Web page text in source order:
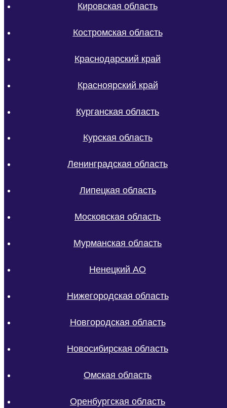
Кировская область
Костромская область
Краснодарский край
Красноярский край
Курганская область
Курская область
Ленинградская область
Липецкая область
Московская область
Мурманская область
Ненецкий АО
Нижегородская область
Новгородская область
Новосибирская область
Омская область
Оренбургская область